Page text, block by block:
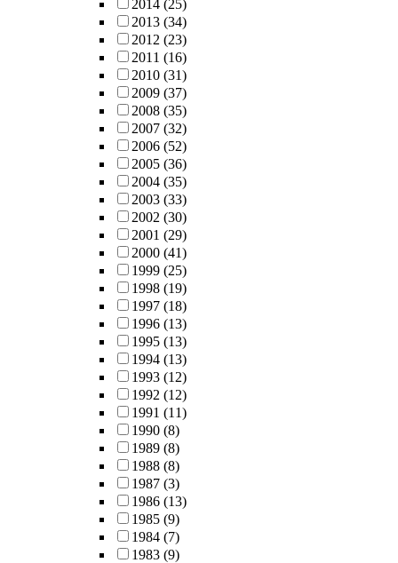
2014 (25)
2013 (34)
2012 (23)
2011 (16)
2010 (31)
2009 (37)
2008 (35)
2007 (32)
2006 (52)
2005 (36)
2004 (35)
2003 (33)
2002 (30)
2001 (29)
2000 (41)
1999 (25)
1998 (19)
1997 (18)
1996 (13)
1995 (13)
1994 (13)
1993 (12)
1992 (12)
1991 (11)
1990 (8)
1989 (8)
1988 (8)
1987 (3)
1986 (13)
1985 (9)
1984 (7)
1983 (9)